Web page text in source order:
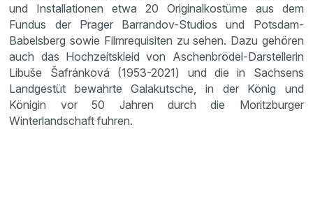
und Installationen etwa 20 Originalkostüme aus dem
Fundus der Prager Barrandov-Studios und Potsdam-
Babelsberg sowie Filmrequisiten zu sehen. Dazu gehören
auch das Hochzeitskleid von Aschenbrödel-Darstellerin
Libuše Šafránková (1953-2021) und die in Sachsens
Landgestüt bewahrte Galakutsche, in der König und
Königin vor 50 Jahren durch die Moritzburger
Winterlandschaft fuhren.